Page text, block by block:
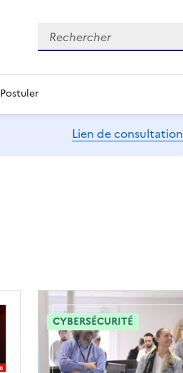
Rechercher
Postuler
Lien de consultation
CYBERSÉCURITÉ